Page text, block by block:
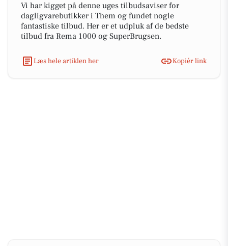
Vi har kigget på denne uges tilbudsaviser for
dagligvarebutikker i Them og fundet nogle
fantastiske tilbud. Her er et udpluk af de bedste
tilbud fra Rema 1000 og SuperBrugsen.
Læs hele artiklen her Kopiér link